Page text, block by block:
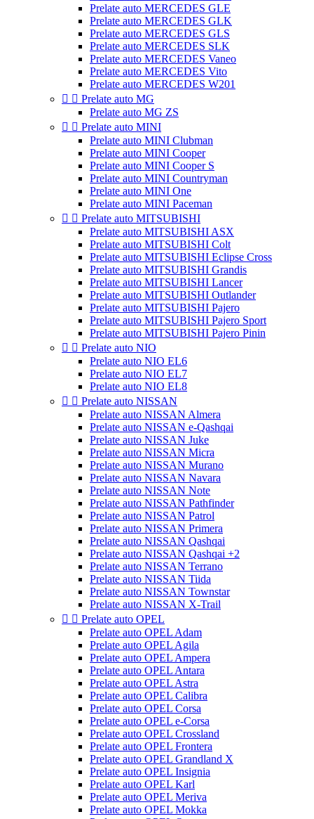
Prelate auto MERCEDES GLE
Prelate auto MERCEDES GLK
Prelate auto MERCEDES GLS
Prelate auto MERCEDES SLK
Prelate auto MERCEDES Vaneo
Prelate auto MERCEDES Vito
Prelate auto MERCEDES W201
  Prelate auto MG
Prelate auto MG ZS
  Prelate auto MINI
Prelate auto MINI Clubman
Prelate auto MINI Cooper
Prelate auto MINI Cooper S
Prelate auto MINI Countryman
Prelate auto MINI One
Prelate auto MINI Paceman
  Prelate auto MITSUBISHI
Prelate auto MITSUBISHI ASX
Prelate auto MITSUBISHI Colt
Prelate auto MITSUBISHI Eclipse Cross
Prelate auto MITSUBISHI Grandis
Prelate auto MITSUBISHI Lancer
Prelate auto MITSUBISHI Outlander
Prelate auto MITSUBISHI Pajero
Prelate auto MITSUBISHI Pajero Sport
Prelate auto MITSUBISHI Pajero Pinin
  Prelate auto NIO
Prelate auto NIO EL6
Prelate auto NIO EL7
Prelate auto NIO EL8
  Prelate auto NISSAN
Prelate auto NISSAN Almera
Prelate auto NISSAN e-Qashqai
Prelate auto NISSAN Juke
Prelate auto NISSAN Micra
Prelate auto NISSAN Murano
Prelate auto NISSAN Navara
Prelate auto NISSAN Note
Prelate auto NISSAN Pathfinder
Prelate auto NISSAN Patrol
Prelate auto NISSAN Primera
Prelate auto NISSAN Qashqai
Prelate auto NISSAN Qashqai +2
Prelate auto NISSAN Terrano
Prelate auto NISSAN Tiida
Prelate auto NISSAN Townstar
Prelate auto NISSAN X-Trail
  Prelate auto OPEL
Prelate auto OPEL Adam
Prelate auto OPEL Agila
Prelate auto OPEL Ampera
Prelate auto OPEL Antara
Prelate auto OPEL Astra
Prelate auto OPEL Calibra
Prelate auto OPEL Corsa
Prelate auto OPEL e-Corsa
Prelate auto OPEL Crossland
Prelate auto OPEL Frontera
Prelate auto OPEL Grandland X
Prelate auto OPEL Insignia
Prelate auto OPEL Karl
Prelate auto OPEL Meriva
Prelate auto OPEL Mokka